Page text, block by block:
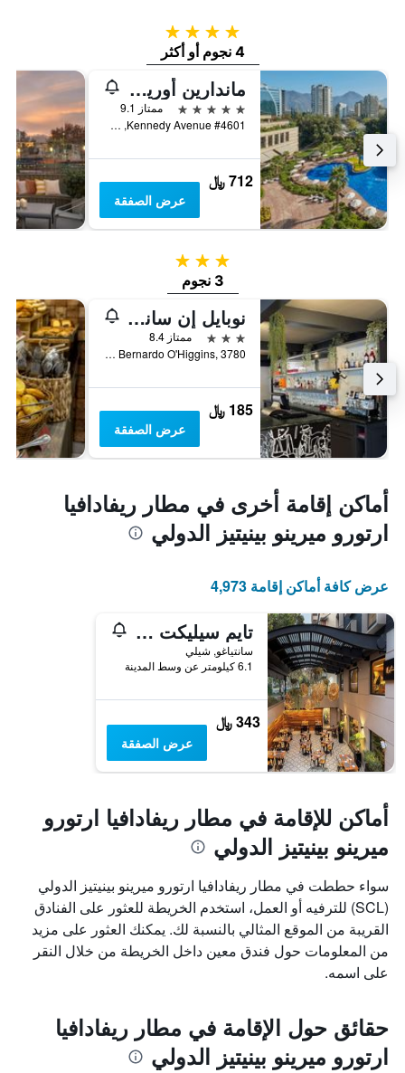
4 نجوم
4 نجوم أو أكثر
ماندارين أورينتال، سانتياجو
5 نجوم
ممتاز 9.1
Kennedy Avenue #4601, سانتياغو, شيلي
712 ﷼
عرض الصفقة
3 نجوم
3 نجوم
نوبايل إن سانتياجو
3 نجوم
ممتاز 8.4
Av Libertador Bernardo O'Higgins, 3780, سانتياغو, شيلي
185 ﷼
عرض الصفقة
أماكن إقامة أخرى في مطار ريفادافيا
ارتورو ميرينو بينيتيز الدولي
عرض كافة أماكن إقامة 4,973
تايم سيليكت - إليجانت أبارتمنتس
سانتياغو, شيلي
6.1 كيلومتر عن وسط المدينة
343 ﷼
عرض الصفقة
أماكن للإقامة في مطار ريفادافيا ارتورو
ميرينو بينيتيز الدولي
سواء حططت في مطار ريفادافيا ارتورو ميرينو بينيتيز الدولي
(SCL) للترفيه أو العمل، استخدم الخريطة للعثور على الفنادق
القريبة من الموقع المثالي بالنسبة لك. يمكنك العثور على مزيد
من المعلومات حول فندق معين داخل الخريطة من خلال النقر
على اسمه.
حقائق حول الإقامة في مطار ريفادافيا
ارتورو ميرينو بينيتيز الدولي